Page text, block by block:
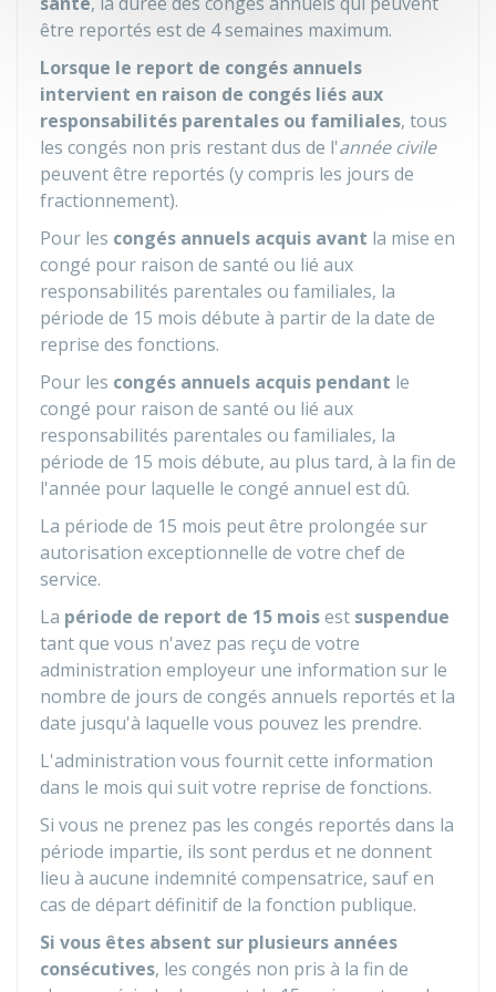
être reportés est de 4 semaines maximum.
Lorsque le report de congés annuels
intervient en raison de congés liés aux
responsabilités parentales ou familiales, tous
les congés non pris restant dus de l'année civile
peuvent être reportés (y compris les jours de
fractionnement).
Pour les congés annuels acquis avant la mise en
congé pour raison de santé ou lié aux
responsabilités parentales ou familiales, la
période de 15 mois débute à partir de la date de
reprise des fonctions.
Pour les congés annuels acquis pendant le
congé pour raison de santé ou lié aux
responsabilités parentales ou familiales, la
période de 15 mois débute, au plus tard, à la fin de
l'année pour laquelle le congé annuel est dû.
La période de 15 mois peut être prolongée sur
autorisation exceptionnelle de votre chef de
service.
La période de report de 15 moisest suspendue
tant que vous n'avez pas reçu de votre
administration employeur une information sur le
nombre de jours de congés annuels reportés et la
date jusqu'à laquelle vous pouvez les prendre.
L'administration vous fournit cette information
dans le mois qui suit votre reprise de fonctions.
Si vous ne prenez pas les congés reportés dans la
période impartie, ils sont perdus et ne donnent
lieu à aucune indemnité compensatrice, sauf en
cas de départ définitif de la fonction publique.
Si vous êtes absent sur plusieurs années
consécutives, les congés non pris à la fin de